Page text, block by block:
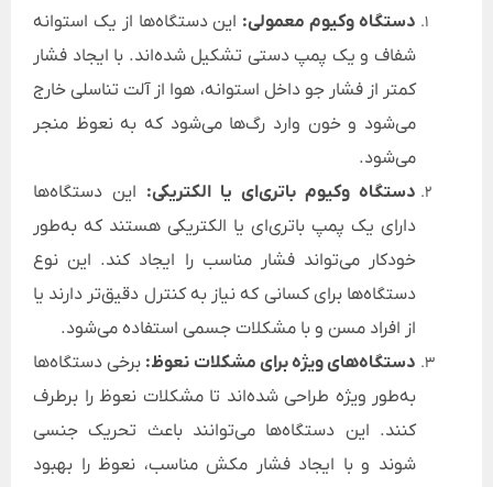
دستگاه وکیوم معمولی: این دستگاه‌ها از یک استوانه
شفاف و یک پمپ دستی تشکیل شده‌اند. با ایجاد فشار
کمتر از فشار جو داخل استوانه، هوا از آلت تناسلی خارج
می‌شود و خون وارد رگ‌ها می‌شود که به نعوظ منجر
می‌شود.
دستگاه وکیوم باتری‌ای یا الکتریکی: این دستگاه‌ها
دارای یک پمپ باتری‌ای یا الکتریکی هستند که به‌طور
خودکار می‌تواند فشار مناسب را ایجاد کند. این نوع
دستگاه‌ها برای کسانی که نیاز به کنترل دقیق‌تر دارند یا
از افراد مسن و با مشکلات جسمی استفاده می‌شود.
دستگاه‌های ویژه برای مشکلات نعوظ: برخی دستگاه‌ها
به‌طور ویژه طراحی شده‌اند تا مشکلات نعوظ را برطرف
کنند. این دستگاه‌ها می‌توانند باعث تحریک جنسی
شوند و با ایجاد فشار مکش مناسب، نعوظ را بهبود